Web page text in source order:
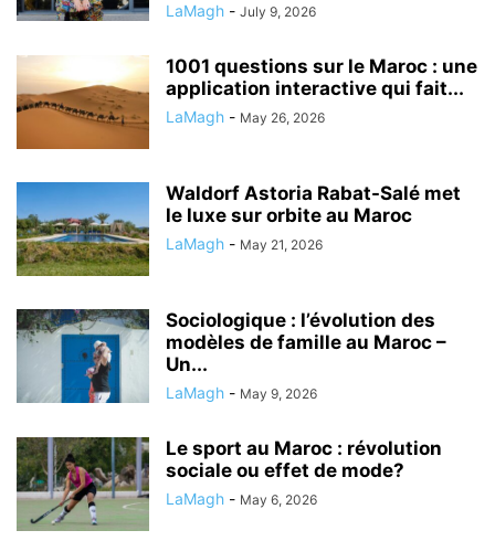
LaMagh - July 9, 2026
1001 questions sur le Maroc : une
application interactive qui fait...
LaMagh - May 26, 2026
Waldorf Astoria Rabat-Salé met
le luxe sur orbite au Maroc
LaMagh - May 21, 2026
Sociologique : l’évolution des
modèles de famille au Maroc –
Un...
LaMagh - May 9, 2026
Le sport au Maroc : révolution
sociale ou effet de mode?
LaMagh - May 6, 2026